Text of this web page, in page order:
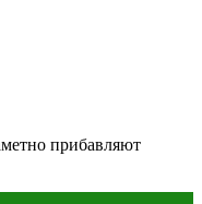
прибавляют